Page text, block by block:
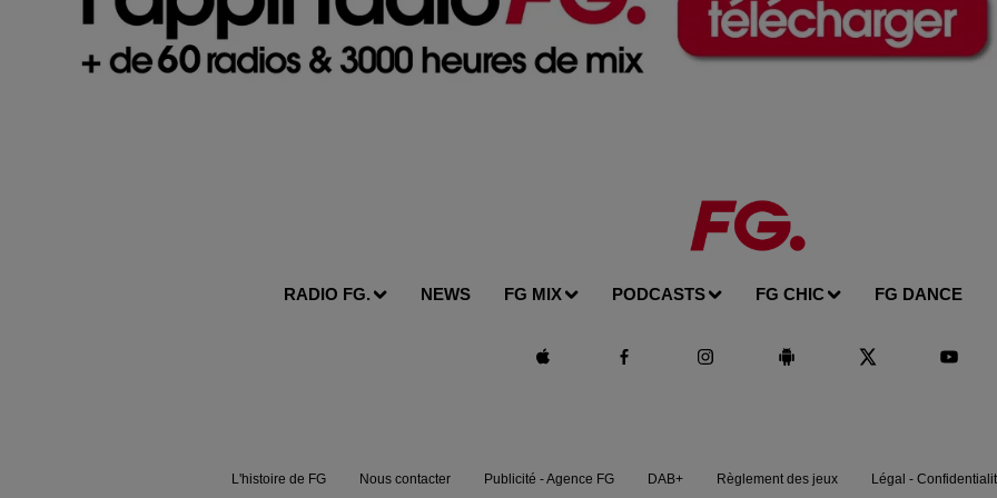
RADIO FG. NEWS FG MIX PODCASTS FG CHIC FG DANCE
L'histoire de FG Nous contacter Publicité - Agence FG DAB+ Règlement des jeux Légal -